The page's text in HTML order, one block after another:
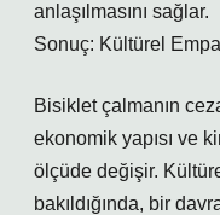
anlaşılmasını sağlar.
Sonuç: Kültürel
Bisiklet çalmanın
ekonomik yapısı ve
ölçüde değişir.
bakıldığında, bir